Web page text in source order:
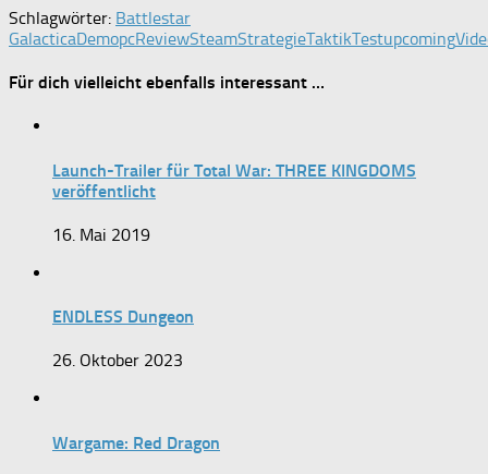
Schlagwörter: Battlestar
GalacticaDemopcReviewSteamStrategieTaktikTestupcoming
Für dich vielleicht ebenfalls interessant …
Launch-Trailer für Total War: THREE KINGDOMS
veröffentlicht
16. Mai 2019
ENDLESS Dungeon
26. Oktober 2023
Wargame: Red Dragon